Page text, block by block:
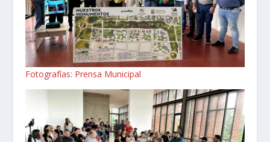
Fotografías: Prensa Municipal